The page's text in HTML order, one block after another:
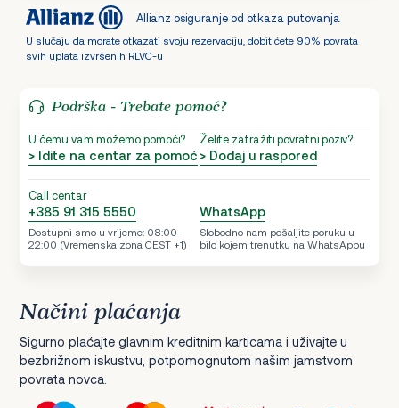
Allianz osiguranje od otkaza putovanja
U slučaju da morate otkazati svoju rezervaciju, dobit ćete 90% povrata
svih uplata izvršenih RLVC-u
Podrška - Trebate pomoć?
U čemu vam možemo pomoći?
> Idite na centar za pomoć
Želite zatražiti povratni poziv?
> Dodaj u raspored
Call centar
+385 91 315 5550
Dostupni smo u vrijeme: 08:00 -
22:00 (Vremenska zona CEST +1)
WhatsApp
Slobodno nam pošaljite poruku u
bilo kojem trenutku na WhatsAppu
Načini plaćanja
Sigurno plaćajte glavnim kreditnim karticama i uživajte u
bezbrižnom iskustvu, potpomognutom našim jamstvom
povrata novca.